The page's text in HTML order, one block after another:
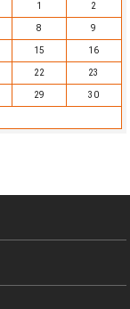
1 2
8 9
15 16
22 23
29 30